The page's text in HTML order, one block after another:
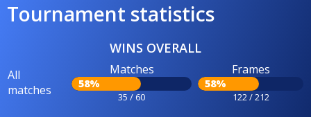
Tournament statistics
WINS OVERALL
All
matches
Matches
58%
35 / 60
Frames
58%
122 / 212